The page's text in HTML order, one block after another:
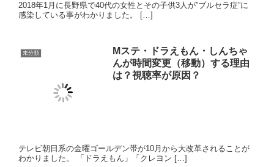
2018年1月に長野県で40代の女性とその子供3人が”ブルセラ症”に
感染している事がわかりました。 […]
未分類
Mステ・ドラえもん・しんちゃ
んが時間変更（移動）する理由
テレビ朝日系の金曜ゴールデン帯が10月から大改革されることが
わかりました。 「ドラえもん」「クレヨン […]
発言？親の職業は？兄弟はい
る？【画像】